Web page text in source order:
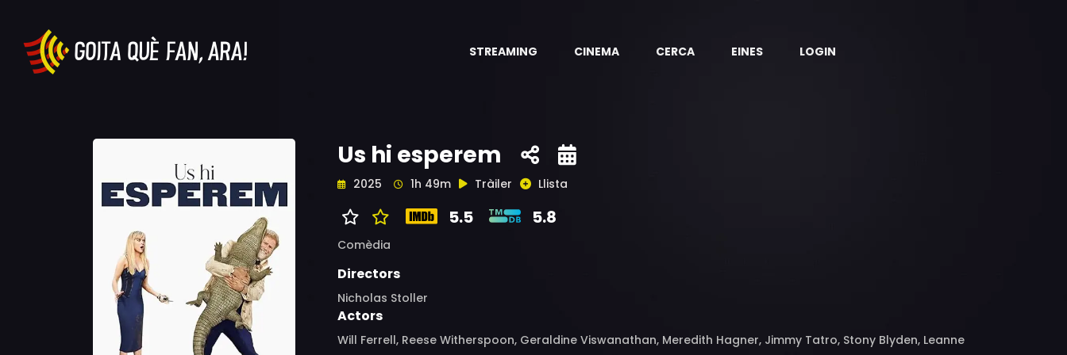
STREAMING CINEMA CERCA EINES LOGIN
Us hi esperem
2025 1h 49m Tràiler Llista
5.5 5.8
Comèdia
Directors
Nicholas Stoller
Actors
Will Ferrell, Reese Witherspoon, Geraldine Viswanathan, Meredith Hagner, Jimmy Tatro, Stony Blyden, Leanne